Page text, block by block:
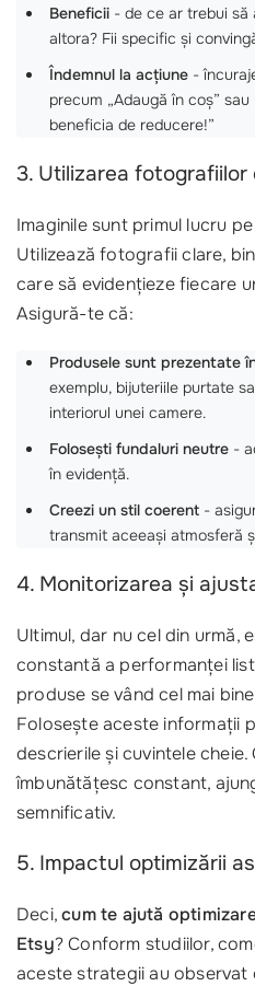
Beneficii - de ce ar trebui să
altora? Fii specific și
Îndemnul la acțiune -
precum „Adaugă în coș”
beneficia de reducere!”
3. Utilizarea
Imaginile sunt primul lucru
Utilizează fotografii clare,
care să evidențieze fiecare
Asigură-te că:
Produsele sunt prezentate
exemplu, bijuteriile purtate
interiorul unei camere.
Folosești fundaluri neutre -
în evidență.
Creezi un stil coerent -
transmit aceeași atmosferă
4. Monitorizarea și
Ultimul, dar nu cel din urmă,
constantă a performanței
produse se vând cel mai
Folosește aceste informații
descrierile și cuvintele
îmbunătățesc constant,
semnificativ.
5. Impactul optimizării
Deci,cum te ajută
Etsy? Conform studiilor,
aceste strategii au observat